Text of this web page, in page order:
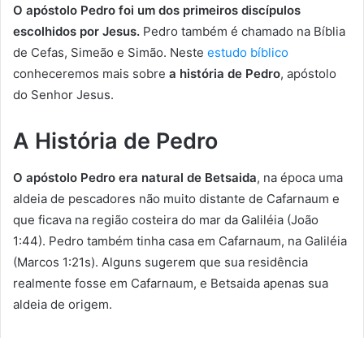
O apóstolo Pedro foi um dos primeiros discípulos
escolhidos por Jesus. Pedro também é chamado na Bíblia
de Cefas, Simeão e Simão. Neste estudo bíblico
conheceremos mais sobre a história de Pedro, apóstolo
do Senhor Jesus.
A História de Pedro
O apóstolo Pedro era natural de Betsaida, na época uma
aldeia de pescadores não muito distante de Cafarnaum e
que ficava na região costeira do mar da Galiléia (João
1:44). Pedro também tinha casa em Cafarnaum, na Galiléia
(Marcos 1:21s). Alguns sugerem que sua residência
realmente fosse em Cafarnaum, e Betsaida apenas sua
aldeia de origem.